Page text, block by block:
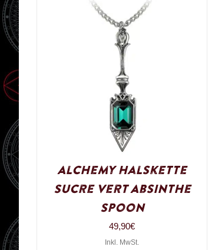
Alchemy Halskette
Sucre Vert Absinthe
Spoon
49,90€
Inkl. MwSt.